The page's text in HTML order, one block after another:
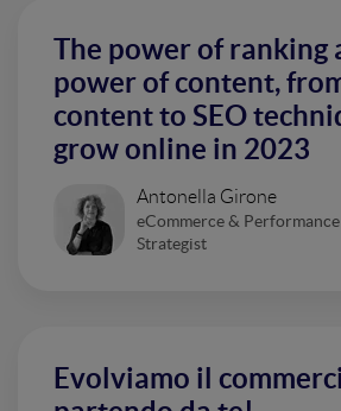
The power of ranking
power of content,
content to SEO
grow online in 2023
Antonella Girone
eCommerce &
Strategist
Evolviamo il